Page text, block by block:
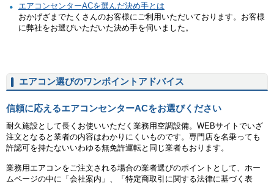
エアコンセンターACを選んだ決め手とは
おかげざまでたくさんのお客様にご利用いただいております。お客様
に弊社をお選びいただいた決め手を伺いました。
エアコン選びのワンポイントアドバイス
信頼に応えるエアコンセンターACをお選びください
耐久施設として長くお使いいただく業務用空調設備。WEBサイトでいざ
注文となると業者の内容はわかりにくいものです。専門店を名乗っても
許認可を持たないいわゆる無免許運転と同じ業者もおります。
業務用エアコンをご注文される場合の業者選びのポイントとして、ホー
ムページの中に「会社案内」、「特定商取引に関する法律に基づく表